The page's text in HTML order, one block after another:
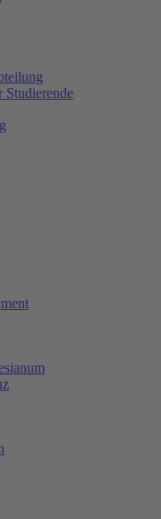
Studierende